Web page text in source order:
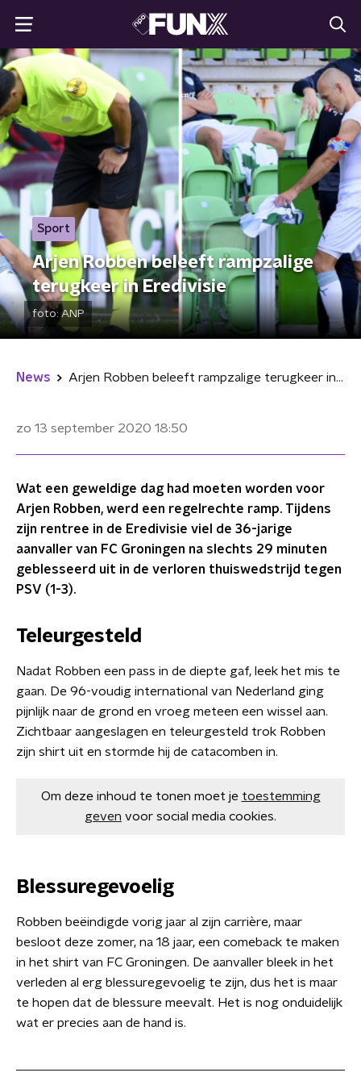
Sport
Arjen Robben beleeft rampzalige
terugkeer in Eredivisie
foto: ANP
News Arjen Robben beleeft rampzalige terugkeer in Eredivisie
zo 13 september 2020 18:50
Wat een geweldige dag had moeten worden voor
Arjen Robben, werd een regelrechte ramp. Tijdens
zijn rentree in de Eredivisie viel de 36-jarige
aanvaller van FC Groningen na slechts 29 minuten
geblesseerd uit in de verloren thuiswedstrijd tegen
PSV (1-3).
Teleurgesteld
Nadat Robben een pass in de diepte gaf, leek het mis te
gaan. De 96-voudig international van Nederland ging
pijnlijk naar de grond en vroeg meteen een wissel aan.
Zichtbaar aangeslagen en teleurgesteld trok Robben
zijn shirt uit en stormde hij de catacomben in.
Om deze inhoud te tonen moet je toestemming
geven voor social media cookies.
Blessuregevoelig
Robben beëindigde vorig jaar al zijn carrière, maar
besloot deze zomer, na 18 jaar, een comeback te maken
in het shirt van FC Groningen. De aanvaller bleek in het
verleden al erg blessuregevoelig te zijn, dus het is maar
te hopen dat de blessure meevalt. Het is nog onduidelijk
wat er precies aan de hand is.